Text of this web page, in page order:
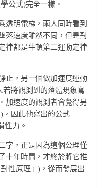
公式)完全一樣。
透明電梯，兩人同時看到
落速度雖然不同，但是對
律都是牛頓第二運動定律
止，另一個做加速度運動
若將觀測到的落體現象寫
加速度的觀測者會覺得另
，因此他寫出的公式
性力。
字，正是因為這個公理僅
十年時間，才終於將它推
性原理」)，從而發展出